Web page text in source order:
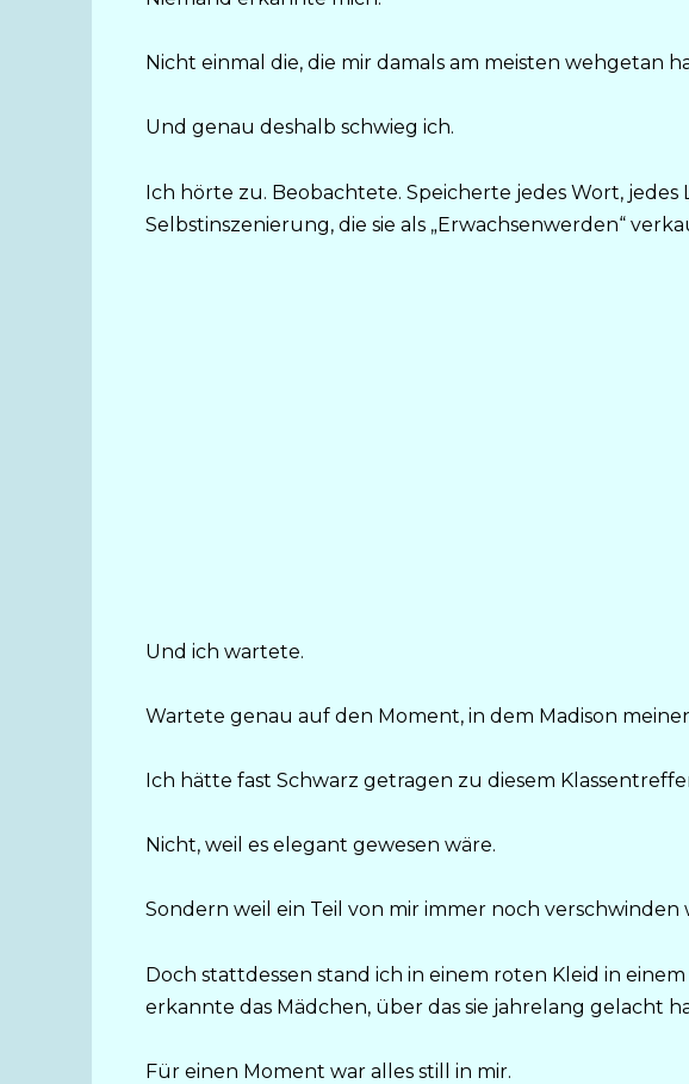
Nicht einmal die, die mir damals am meisten wehgetan
Und genau deshalb schwieg ich.
Ich hörte zu. Beobachtete. Speicherte jedes Wort, jedes
Selbstinszenierung, die sie als „Erwachsenwerden“
Und ich wartete.
Wartete genau auf den Moment, in dem Madison
Ich hätte fast Schwarz getragen zu diesem
Nicht, weil es elegant gewesen wäre.
Sondern weil ein Teil von mir immer noch verschwinden
Doch stattdessen stand ich in einem roten Kleid in
erkannte das Mädchen, über das sie jahrelang gelacht
Für einen Moment war alles still in mir.